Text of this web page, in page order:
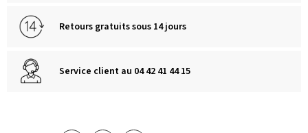
Retours gratuits sous 14 jours
Service client au 04 42 41 44 15